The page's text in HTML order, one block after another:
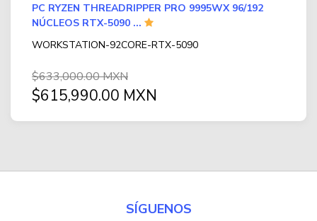
PC RYZEN THREADRIPPER PRO 9995WX 96/192
NÚCLEOS RTX-5090 ...
WORKSTATION-92CORE-RTX-5090
$633,000.00 MXN
$615,990.00 MXN
SÍGUENOS